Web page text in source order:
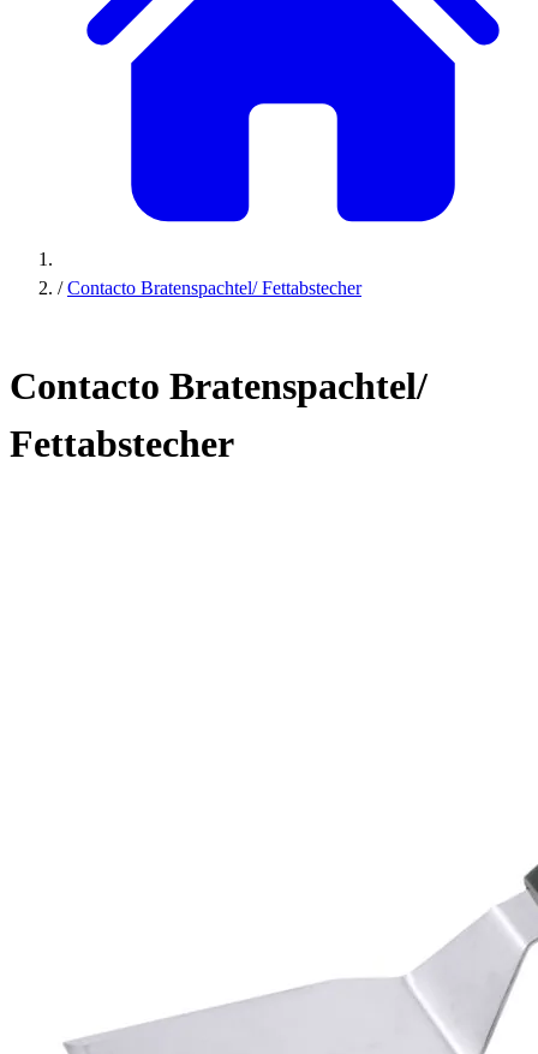
/ Contacto Bratenspachtel/ Fettabstecher
Contacto Bratenspachtel/
Fettabstecher